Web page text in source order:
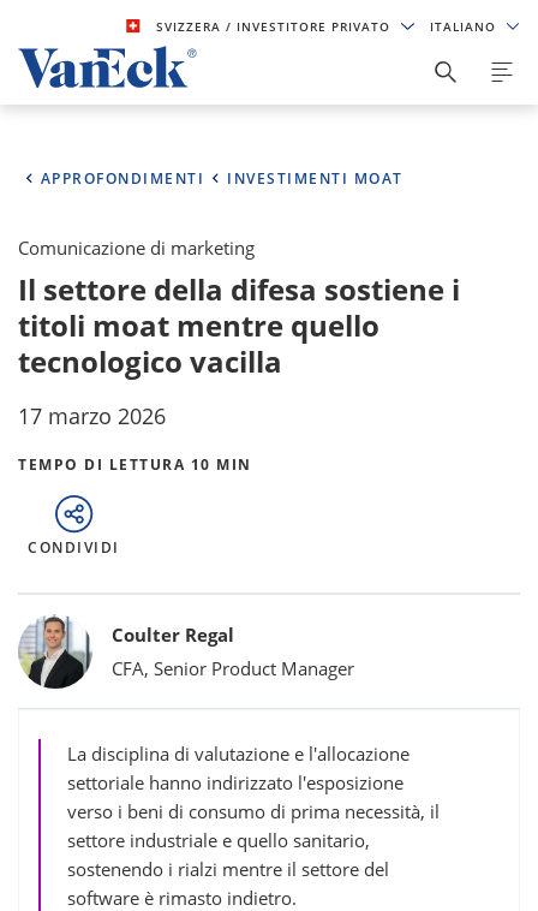
SVIZZERA/ INVESTITORE PRIVATO ITALIANO
APPROFONDIMENTI INVESTIMENTI MOAT
Comunicazione di marketing
Il settore della difesa sostiene i
titoli moat mentre quello
tecnologico vacilla
17 marzo 2026
TEMPO DI LETTURA 10 MIN
CONDIVIDI
Bylines
Coulter Regal
CFA, Senior Product Manager
La disciplina di valutazione e l'allocazione
settoriale hanno indirizzato l'esposizione
verso i beni di consumo di prima necessità, il
settore industriale e quello sanitario,
sostenendo i rialzi mentre il settore del
software è rimasto indietro.